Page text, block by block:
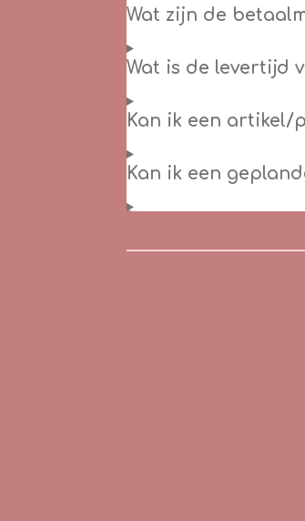
Wat zijn de
Wat is de levertijd
Kan ik een artikel/
Kan ik een